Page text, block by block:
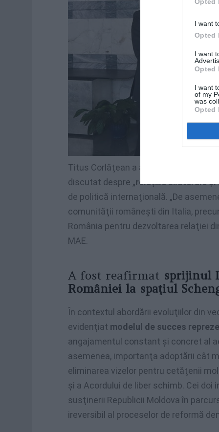
I want
Opted
I want
Opted
I want
of my
was
Opted
Titus Corlăţean a avut o întrevedere
discutat despre „relațiile bilaterale şi
de politică internaţională. „De
comunităţii româneşti din Italia,
România pentru dezvoltarea relaţiei
MAE.
A fost reafirmat sprijinul
României la spaţiul
În contextul abordării evoluţiilor din
evidenţiat modelul de succes
angajamentul constant şi concret al
asemenea, importanţa adoptării cât
eliminarea vizelor pentru cetăţenii
şi a Acordului de liber schimb. Cei
susţinerii Republicii Moldova în
ireversibil al proceselor de reformă